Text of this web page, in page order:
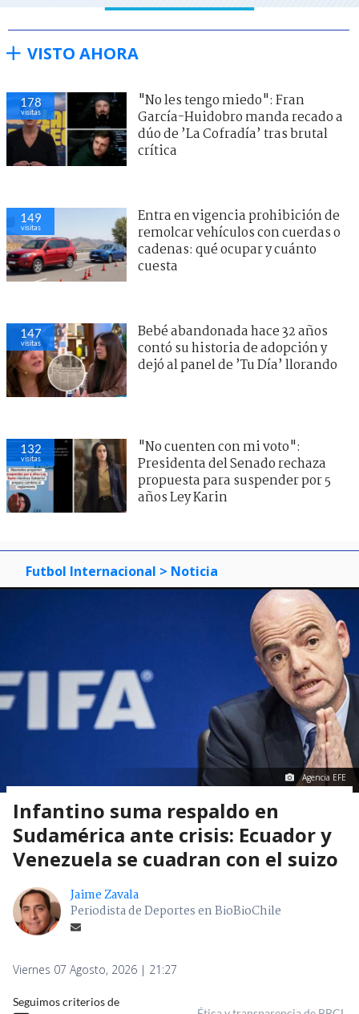
VISTO AHORA
178
visitas
"No les tengo miedo": Fran
García-Huidobro manda recado a
dúo de ’La Cofradía’ tras brutal
crítica
149
visitas
Entra en vigencia prohibición de
remolcar vehículos con cuerdas o
cadenas: qué ocupar y cuánto
cuesta
147
visitas
Bebé abandonada hace 32 años
contó su historia de adopción y
dejó al panel de ’Tu Día’ llorando
132
visitas
"No cuenten con mi voto":
Presidenta del Senado rechaza
propuesta para suspender por 5
años Ley Karin
Futbol Internacional > Noticia
Agencia EFE
Infantino suma respaldo en
Sudamérica ante crisis: Ecuador y
Venezuela se cuadran con el suizo
Jaime Zavala
Periodista de Deportes en BioBioChile
Viernes 07 Agosto, 2026 | 21:27
Seguimos criterios de